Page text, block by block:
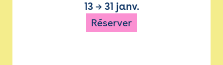
13→ 31 janv.
Réserver